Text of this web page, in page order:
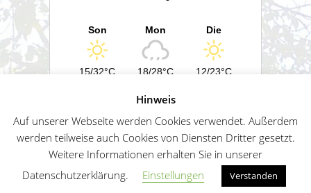
Son
15/32°C
Mon
18/28°C
Die
12/23°C
Impressum Datenschutz Sitemap German
Penguin WordPress Theme kreiert von WPZOO
Hinweis
Auf unserer Webseite werden Cookies verwendet. Außerdem
werden teilweise auch Cookies von Diensten Dritter gesetzt.
Weitere Informationen erhalten Sie in unserer
Datenschutzerklärung.
Einstellungen Verstanden